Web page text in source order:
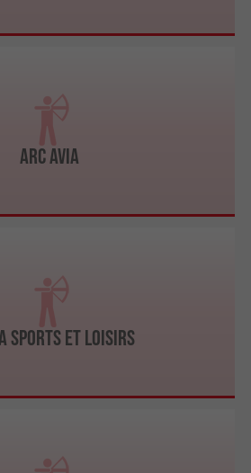
ARC AVIA
sports et loisirs